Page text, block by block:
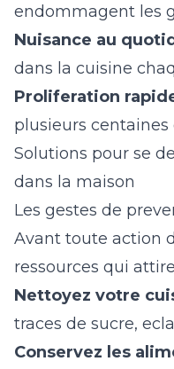
endommagent les
Nuisance au
dans la cuisine
Proliferation
plusieurs centaines
Solutions pour se
dans la maison
Les gestes de
Avant toute action
ressources qui
Nettoyez votre
traces de sucre,
Conservez les